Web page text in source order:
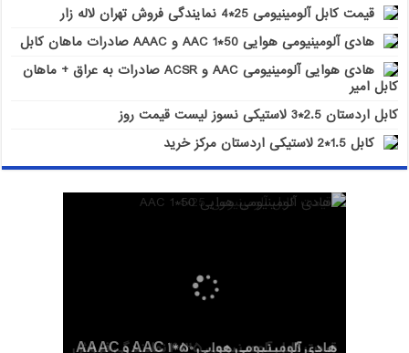
قیمت کابل آلومینیومی 25*4 نمایندگی فروش تهران لاله زار
هادی آلومینیومی هوایی 50*1 AAC و AAAC صادرات ماهان کابل
هادی هوایی آلومینیومی AAC و ACSR صادرات به عراق + ماهان
کابل امیر
کابل اردستان 2.5*3 لاستیکی نسوز لیست قیمت روز
کابل 1.5*2 لاستیکی اردستان مرکز خرید